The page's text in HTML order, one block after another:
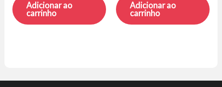
Adicionar ao
carrinho
Adicionar ao
carrinho